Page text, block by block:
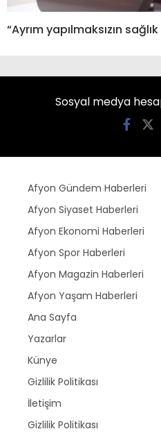
“Ayrım yapılmaksızın
Sosyal medya
Afyon Gündem Haberleri
Afyon Siyaset Haberleri
Afyon Ekonomi Haberleri
Afyon Spor Haberleri
Afyon Magazin Haberleri
Afyon Yaşam Haberleri
Ana Sayfa
Yazarlar
Künye
Gizlilik Politikası
İletişim
Gizlilik Politikası